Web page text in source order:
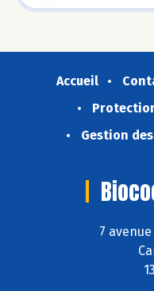
Accueil
Gestion
7